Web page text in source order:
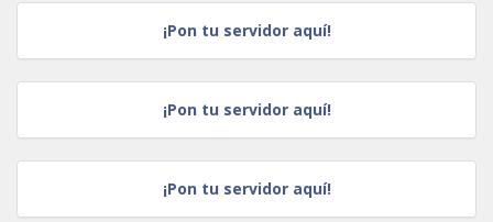
¡Pon tu servidor aquí!
¡Pon tu servidor aquí!
¡Pon tu servidor aquí!